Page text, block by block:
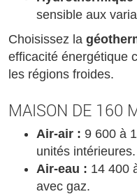
sensible aux
Choisissez la
efficacité énergétique
les régions froides.
MAISON DE 160
Air-air : 9 600 à
unités intérieures.
Air-eau : 14 400
avec gaz.